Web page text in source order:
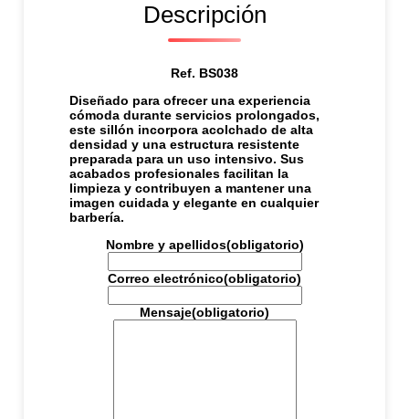
Descripción
Ref. BS038
Diseñado para ofrecer una experiencia
cómoda durante servicios prolongados,
este sillón incorpora acolchado de alta
densidad y una estructura resistente
preparada para un uso intensivo. Sus
acabados profesionales facilitan la
limpieza y contribuyen a mantener una
imagen cuidada y elegante en cualquier
barbería.
Nombre y apellidos(obligatorio)
Correo electrónico(obligatorio)
Mensaje(obligatorio)